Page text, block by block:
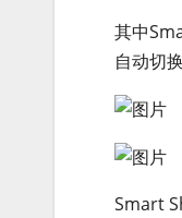
其中
自动切
Smart